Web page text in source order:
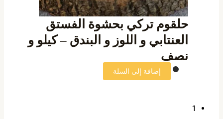
حلقوم تركي بحشوة الفستق
العنتابي و اللوز و البندق – كيلو و
نصف
إضافة إلى السلة
1